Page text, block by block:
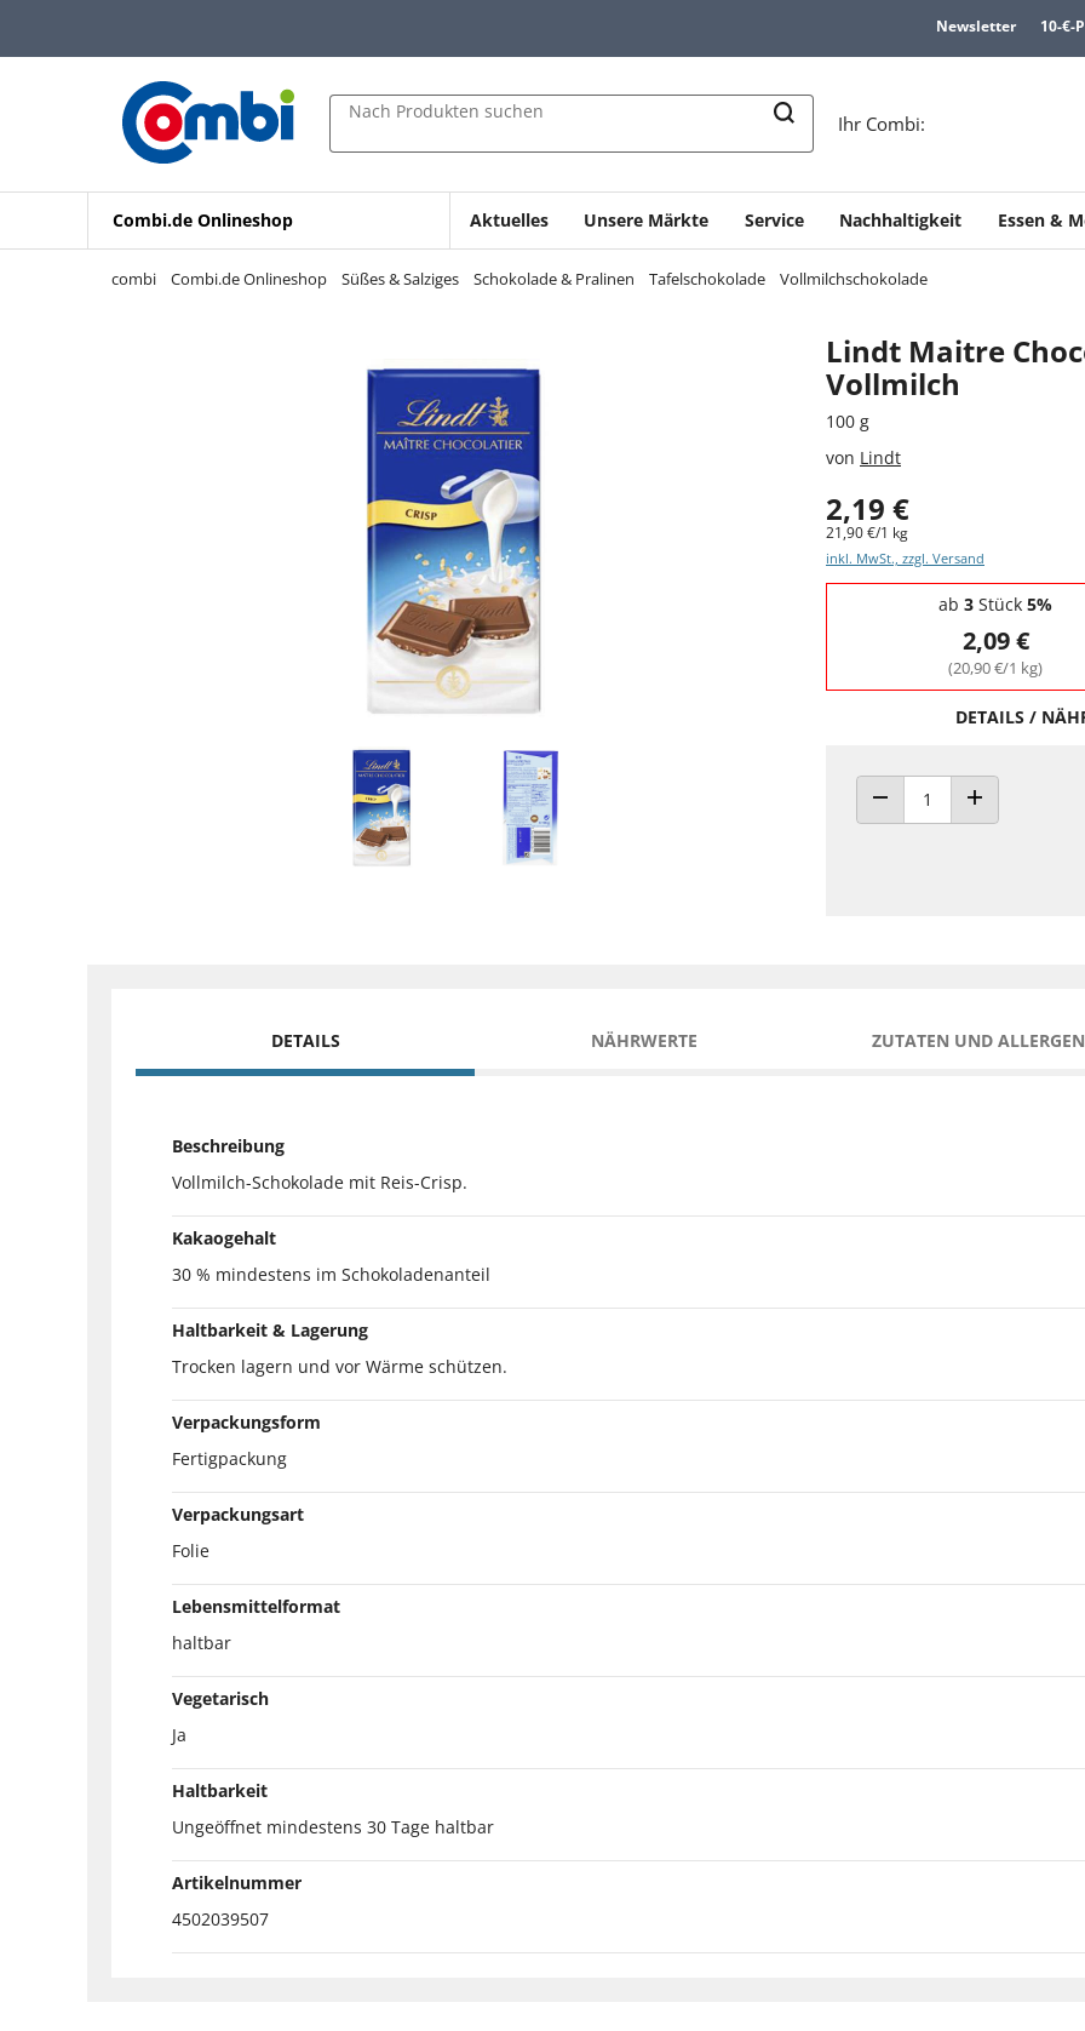
Zur Navigation springen
Zur Suche springen
Newsletter 10-€-
Nach Produkten suchen
Ihr Combi:
Combi.de Onlineshop Aktuelles Unsere Märkte Service Nachhaltigkeit Essen &
combi Combi.de Onlineshop Süßes & Salziges Schokolade & Pralinen Tafelschokolade Vollmilchschokolade
Lindt Maitre
Vollmilch
100 g
von Lindt
2,19 €
21,90 €/1 kg
inkl. MwSt., zzgl. Versand
Staffelpreise - Mengenrabatt
ab 3 Stück 5%
2,09 €
(20,90 €/1 kg)
DETAILS /
ANZAHL VERRINGERN
ANZAHL
DETAILS NÄHRWERTE ZUTATEN UND
Beschreibung
Vollmilch-Schokolade mit Reis-Crisp.
Kakaogehalt
30 % mindestens im Schokoladenanteil
Haltbarkeit & Lagerung
Trocken lagern und vor Wärme schützen.
Verpackungsform
Fertigpackung
Verpackungsart
Folie
Lebensmittelformat
haltbar
Vegetarisch
Ja
Haltbarkeit
Ungeöffnet mindestens 30 Tage haltbar
Artikelnummer
4502039507